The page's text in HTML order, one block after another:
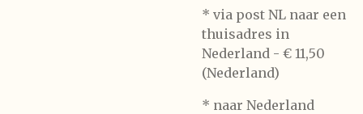
* via post NL naar een
thuisadres in
Nederland - € 11,50
(Nederland)
* naar Nederland